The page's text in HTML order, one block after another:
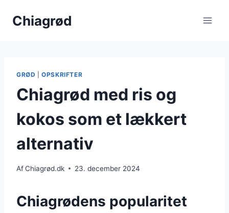
Chiagrød
GRØD |OPSKRIFTER
Chiagrød med ris og
kokos som et lækkert
alternativ
AfChiagrød.dk 23. december 2024
Chiagrødens popularitet